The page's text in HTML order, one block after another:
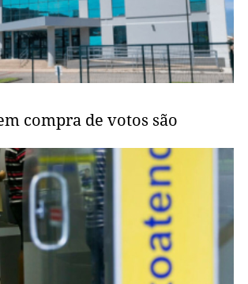
compra de votos são